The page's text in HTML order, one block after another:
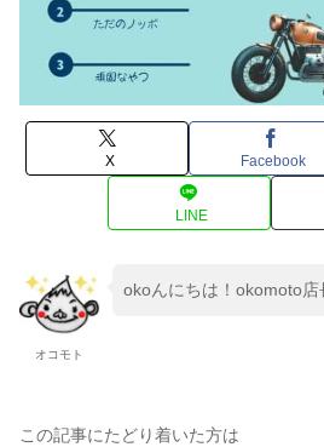
X Facebook
LINE
オコモト
okoんにちは！okomoto店
この記事にたどり着いた方は